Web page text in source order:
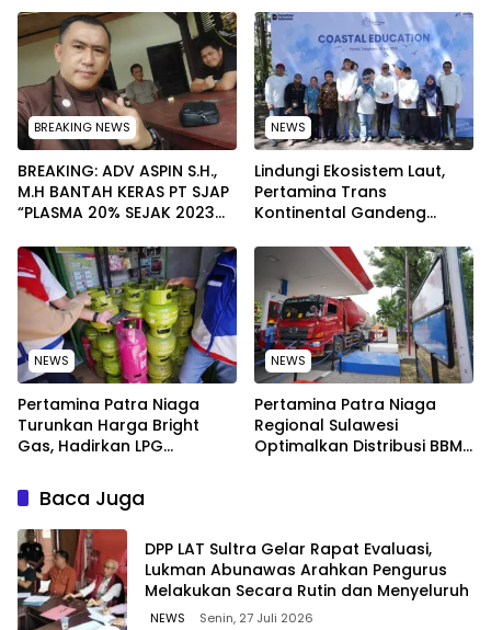
Secara Rutin dan
Menyeluruh
Nasional 2026
BREAKING NEWS
BREAKING: ADV ASPIN S.H.,
M.H BANTAH KERAS PT SJAP
“PLASMA 20% SEJAK 2023
WARGA WAWOONE!
NEWS
Lindungi Ekosistem Laut,
Pertamina Trans
Kontinental Gandeng
Kebersihan Pantai di
Bitung, Sulawesi
NEWS
Pertamina Patra Niaga
Turunkan Harga Bright
Gas, Hadirkan LPG
Lebih Kompetitif
NEWS
Pertamina Patra Niaga
Regional Sulawesi
Optimalkan Distribusi BBM
Baca Juga
‎DPP LAT Sultra Gelar Rapat Evaluasi,
Lukman Abunawas Arahkan Pengurus
Melakukan Secara Rutin dan Menyeluruh
NEWS Senin, 27 Juli 2026